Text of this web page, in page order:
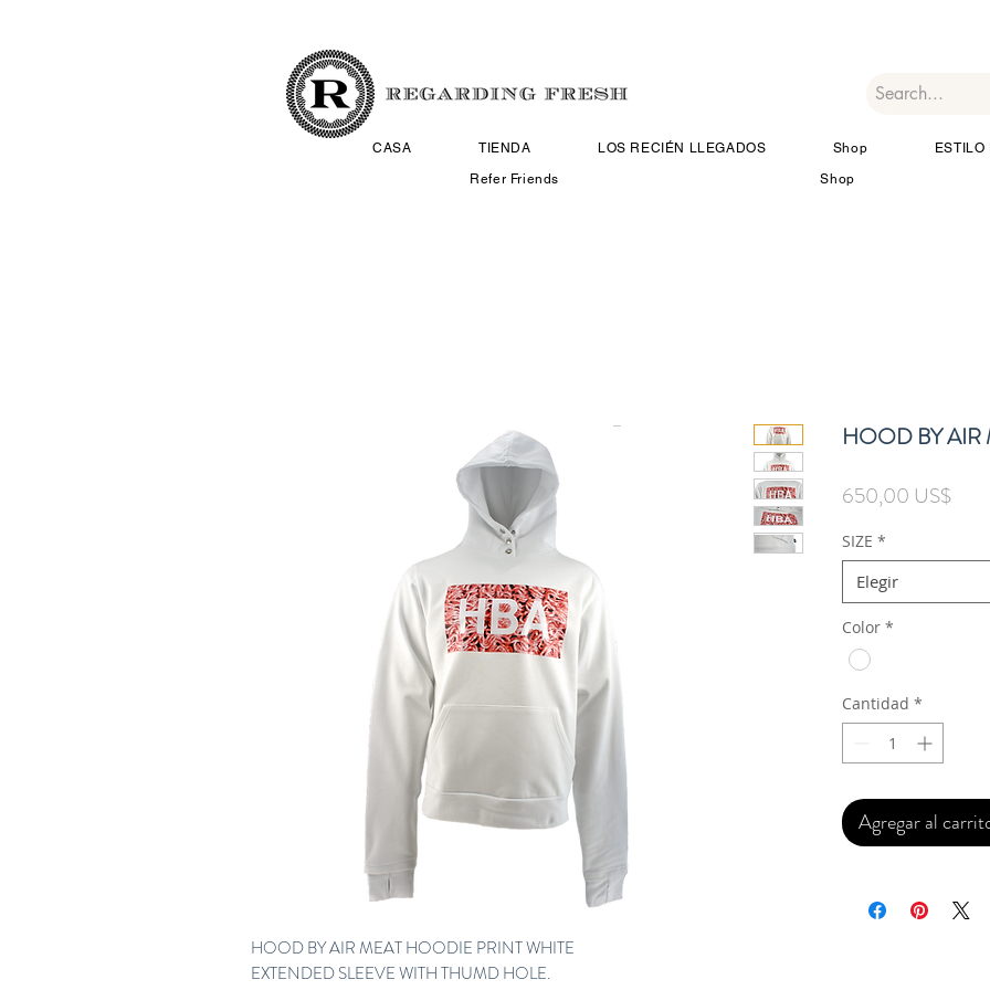
CASA TIENDA LOS RECIÉN LLEGADOS Shop
ESTILO
Refer Friends
Shop
HOOD BY AIR MEAT HOODIE PRINT WHITE
EXTENDED SLEEVE WITH THUMD HOLE.
HOOD BY AIR
650,00 US$
SIZE *
Elegir
Color *
Cantidad *
Agregar al